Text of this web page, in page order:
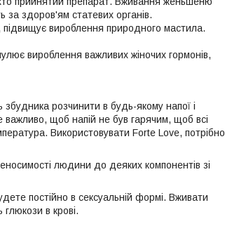
за здоров'ям статевих органів.
вироблення природного мастила.
вироблення важливих жіночих гормонів,
розчинити в будь-якому напої і
щоб напій не був гарячим, щоб всі
Використовувати Forte Love, потрібно
людини до деяких компонентів зі
постійно в сексуальній формі. Вживати
в крові.